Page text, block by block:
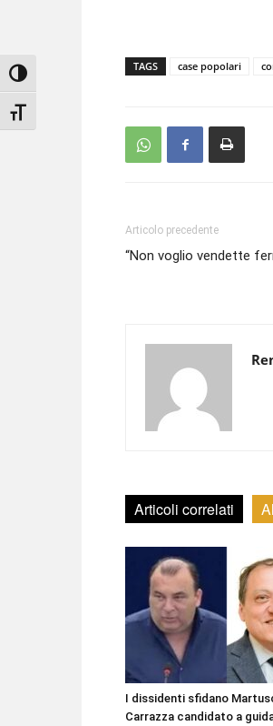
Attiva/disattiva alto contrasto
Attiva/disattiva dimensione testo
TAGS case popolari
Articolo precedente
“Non voglio vendette
Articoli correlati
I dissidenti sfidano
Carrazza candidato a